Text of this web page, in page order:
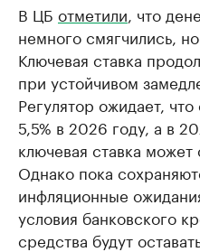
В ЦБ отметили , что
немного смягчились,
Ключевая ставка
при устойчивом
Регулятор ожидает,
5,5% в 2026 году, а в
ключевая ставка может
Однако пока
инфляционные
условия банковского
средства будут